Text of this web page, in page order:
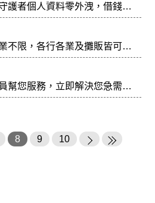
護者個人資料零外洩，借錢免
不限，各行各業及攤販皆可辦
幫您服務，立即解決您急需資
8 9 10